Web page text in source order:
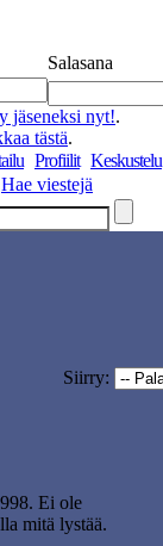
Salasana
jäseneksi nyt!.
tästä.
Profiilit Keskustelu
Hae viestejä
Siirry:
Ei ole
mitä lystää.